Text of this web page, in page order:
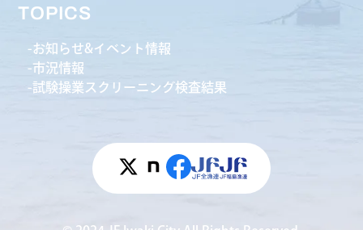
TOPICS
お知らせ&イベント情報
市況情報
試験操業スクリーニング検査結果